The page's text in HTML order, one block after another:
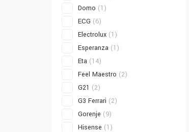
Domo (1)
ECG (6)
Electrolux (1)
Esperanza (1)
Eta (14)
Feel Maestro (2)
G21 (2)
G3 Ferrari (2)
Gorenje (9)
Hisense (1)